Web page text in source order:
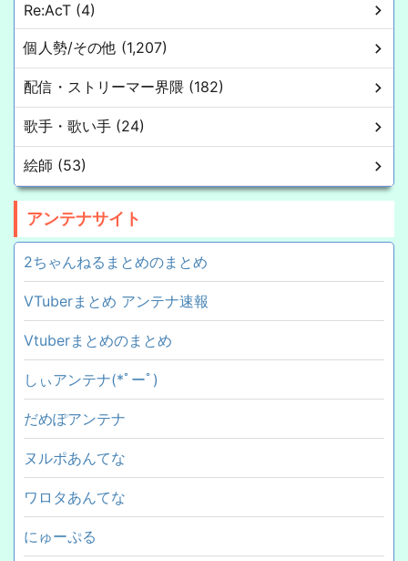
Re:AcT (4)
個人勢/その他 (1,207)
配信・ストリーマー界隈 (182)
歌手・歌い手 (24)
絵師 (53)
アンテナサイト
2ちゃんねるまとめのまとめ
VTuberまとめ アンテナ速報
Vtuberまとめのまとめ
しぃアンテナ(*ﾟーﾟ)
だめぽアンテナ
ヌルポあんてな
ワロタあんてな
にゅーぷる